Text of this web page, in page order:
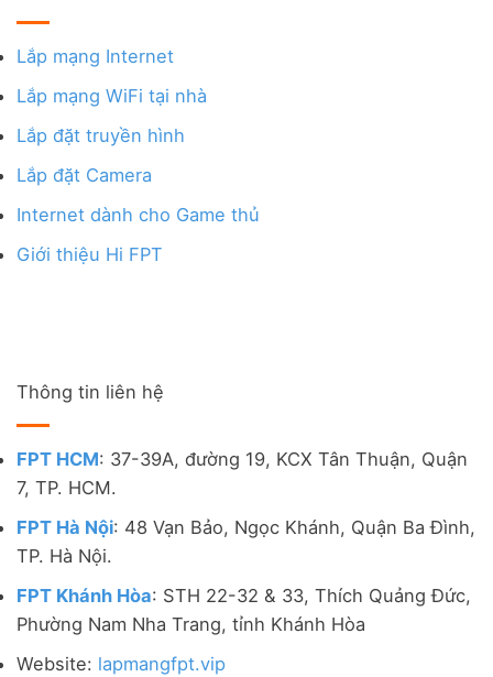
Lắp mạng Internet
Lắp mạng WiFi tại nhà
Lắp đặt truyền hình
Lắp đặt Camera
Internet dành cho Game thủ
Giới thiệu Hi FPT
Thông tin liên hệ
FPT HCM: 37-39A, đường 19, KCX Tân Thuận, Quận
7, TP. HCM.
FPT Hà Nội: 48 Vạn Bảo, Ngọc Khánh, Quận Ba Đình,
TP. Hà Nội.
FPT Khánh Hòa: STH 22-32 & 33, Thích Quảng Đức,
Phường Nam Nha Trang, tỉnh Khánh Hòa
Website: lapmangfpt.vip